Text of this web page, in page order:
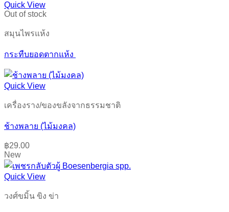
Quick View
Out of stock
สมุนไพรแห้ง
กระทืบยอดตากแห้ง
Quick View
เครื่องราง/ของขลังจากธรรมชาติ
ช้างพลาย (ไม้มงคล)
฿29.00
New
Quick View
วงศ์ขมิ้น ขิง ข่า